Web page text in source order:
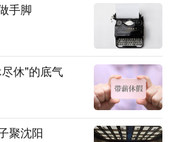
手脚
休"的底气
聚沈阳